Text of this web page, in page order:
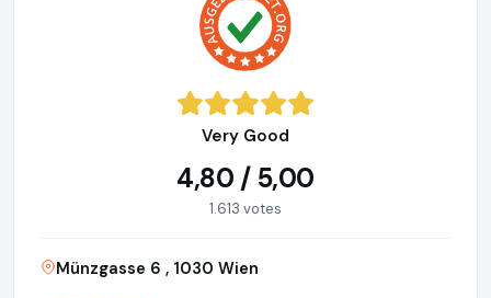
Very Good
4,80 / 5,00
1.613 votes
Münzgasse 6 , 1030 Wien